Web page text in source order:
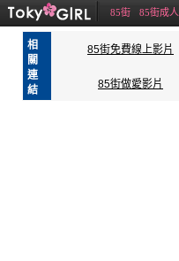
85街 85街成人
相
關
連
結
85街免費線上影片
85街做愛影片